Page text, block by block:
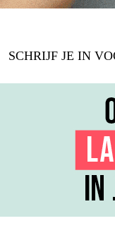
SCHRIJF JE IN